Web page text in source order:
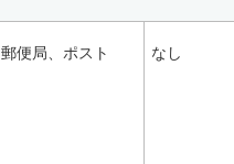
郵便局、ポスト なし